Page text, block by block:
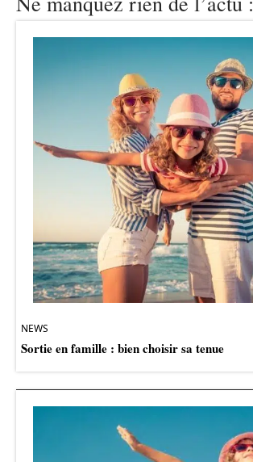
NEWS
Sortie en famille : bien choisir sa tenue